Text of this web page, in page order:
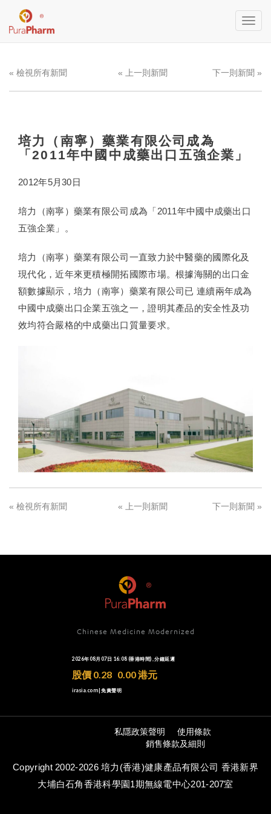
« 檢視所有新聞 « 上一則新聞 下一則新聞 »
培力（南寧）藥業有限公司成為
「2011年中國中成藥出口五強企業」
2012年5月30日
培力（南寧）藥業有限公司成為「2011年中國中成藥出口
五強企業」。
培力（南寧）藥業有限公司一直致力於中醫藥的國際化及
現代化，近年來更積極開拓國際市場。根據海關的出口金
額數據顯示，培力（南寧）藥業有限公司已 連續兩年成為
中國中成藥出口企業五強之一，證明其產品的安全性及功
效均符合嚴格的中成藥出口質量要求。
« 檢視所有新聞 « 上一則新聞 下一則新聞 »
Chinese Medicine Modernized
使用條款
私隱政策聲明
銷售條款及細則
Copyright 2002-2026 培力(香港)健康產品有限公司 香港新界
大埔白石角香港科學園1期無線電中心201-207室